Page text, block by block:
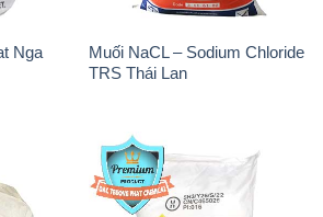
Nga
Muối NaCL – Sodium Chloride
TRS Thái Lan